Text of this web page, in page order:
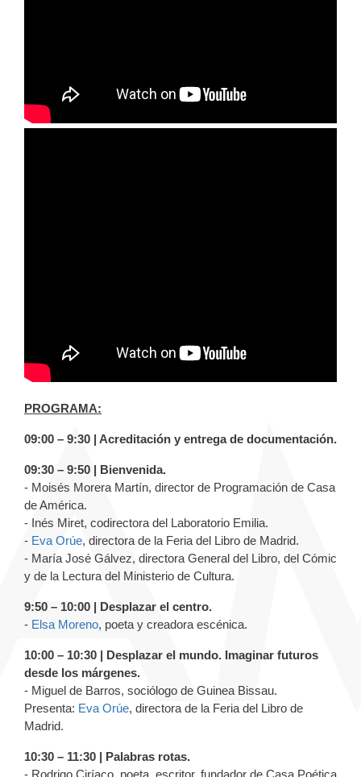
PROGRAMA:
09:00 – 9:30 | Acreditación y entrega de documentación.
09:30 – 9:50 | Bienvenida.
- Moisés Morera Martín, director de Programación de Casa
de América.
- Inés Miret, codirectora del Laboratorio Emilia.
- Eva Orúe, directora de la Feria del Libro de Madrid.
- María José Gálvez, directora General del Libro, del Cómic
y de la Lectura del Ministerio de Cultura.
9:50 – 10:00 | Desplazar el centro.
- Elsa Moreno, poeta y creadora escénica.
10:00 – 10:30 | Desplazar el mundo. Imaginar futuros
desde los márgenes.
- Miguel de Barros, sociólogo de Guinea Bissau.
Presenta: Eva Orúe, directora de la Feria del Libro de
Madrid.
10:30 – 11:30 | Palabras rotas.
- Rodrigo Ciríaco, poeta, escritor, fundador de Casa Poética